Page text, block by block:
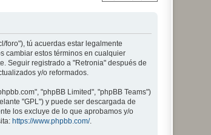
foro"), tú acuerdas estar legalmente
cambiar estos términos en cualquier
Seguir registrado a "Retronia" después de
y/o reformados.
"phpBB Limited", "phpBB Teams")
"GPL") y puede ser descargada de
los excluye de lo que aprobamos y/o
https://www.phpbb.com/.